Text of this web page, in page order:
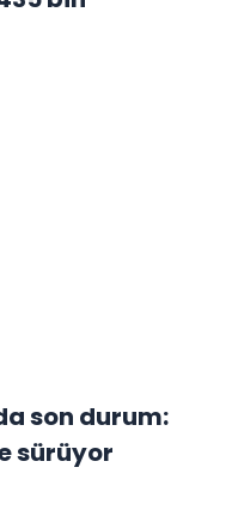
son durum:
sürüyor